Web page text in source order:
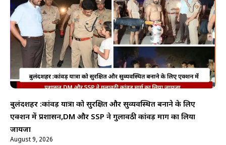
बुलंदशहर :कांवड़ यात्रा को सुरक्षित और सुव्यवस्थित बनाने के लिए
एक्शन में प्रशासन,DM और SSP ने गुलावठी कांवड़ मार्ग का लिया
जायजा
August 9, 2026